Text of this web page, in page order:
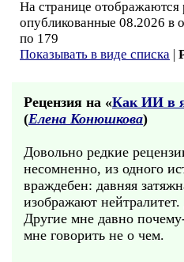
На странице отображаются
опубликованные 08.2026 в
по 179
Показывать в виде списка |
Рецензия на «Как ИИ в
(Елена Конюшкова)
Довольно редкие
несомненно, из одного
враждебен: давняя
изображают
Другие мне давно
мне говорить не о чем.